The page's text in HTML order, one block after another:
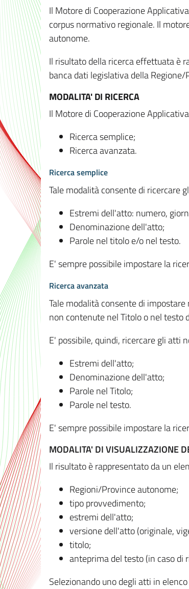
Il Motore di Cooperazione
corpus normativo regionale. Il
autonome.
Il risultato della ricerca effettuata è
banca dati legislativa della
MODALITA' DI RICERCA
Il Motore di Cooperazione
Ricerca semplice;
Ricerca avanzata.
Ricerca semplice
Tale modalità consente di ricercare
Estremi dell'atto: numero,
Denominazione dell'atto;
Parole nel titolo e/o nel testo.
E' sempre possibile impostare la
Ricerca avanzata
Tale modalità consente di
non contenute nel Titolo o nel testo
E' possibile, quindi, ricercare gli atti
Estremi dell'atto;
Denominazione dell'atto;
Parole nel Titolo;
Parole nel testo.
E' sempre possibile impostare la
MODALITA' DI VISUALIZZAZIONE
Il risultato è rappresentato da un
Regioni/Province autonome;
tipo provvedimento;
estremi dell'atto;
versione dell'atto (originale,
titolo;
anteprima del testo (in caso di
Selezionando uno degli atti in